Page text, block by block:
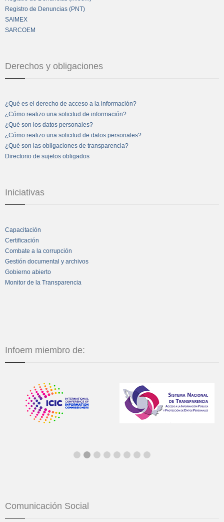
Registro de Denuncias (PNT)
SAIMEX
SARCOEM
Derechos y obligaciones
¿Qué es el derecho de acceso a la información?
¿Cómo realizo una solicitud de información?
¿Qué son los datos personales?
¿Cómo realizo una solicitud de datos personales?
¿Qué son las obligaciones de transparencia?
Directorio de sujetos obligados
Iniciativas
Capacitación
Certificación
Combate a la corrupción
Gestión documental y archivos
Gobierno abierto
Monitor de la Transparencia
Infoem miembro de:
Comunicación Social